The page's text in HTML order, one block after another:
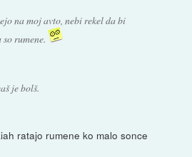
na moj avto, nebi rekel da bi
rumene.
je bolš.
ratajo rumene ko malo sonce